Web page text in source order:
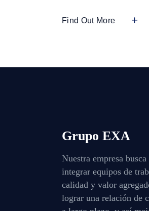
Find Out More
Grupo EXA
Nuestra empresa
integrar equipos de
calidad y valor
lograr una relación de